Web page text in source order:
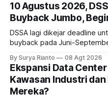
10 Agustus 2026,
Buyback Jumbo,
DSSA lagi dikejar deadline
buyback pada Juni-
By Surya Rianto 08 Agt 2026
Ekspansi Data
Kawasan Industri dan
Mereka?